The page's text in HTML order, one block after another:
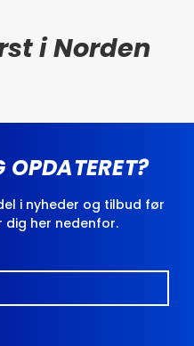
i Norden
OPDATERET?
i nyheder og tilbud før
dig her nedenfor.